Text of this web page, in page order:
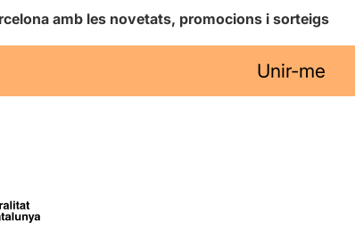
amb les novetats, promocions i sorteigs
Unir-me